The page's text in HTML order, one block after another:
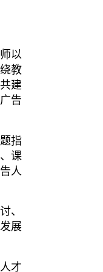
以
教
建
告
指
课
人
、
展
才